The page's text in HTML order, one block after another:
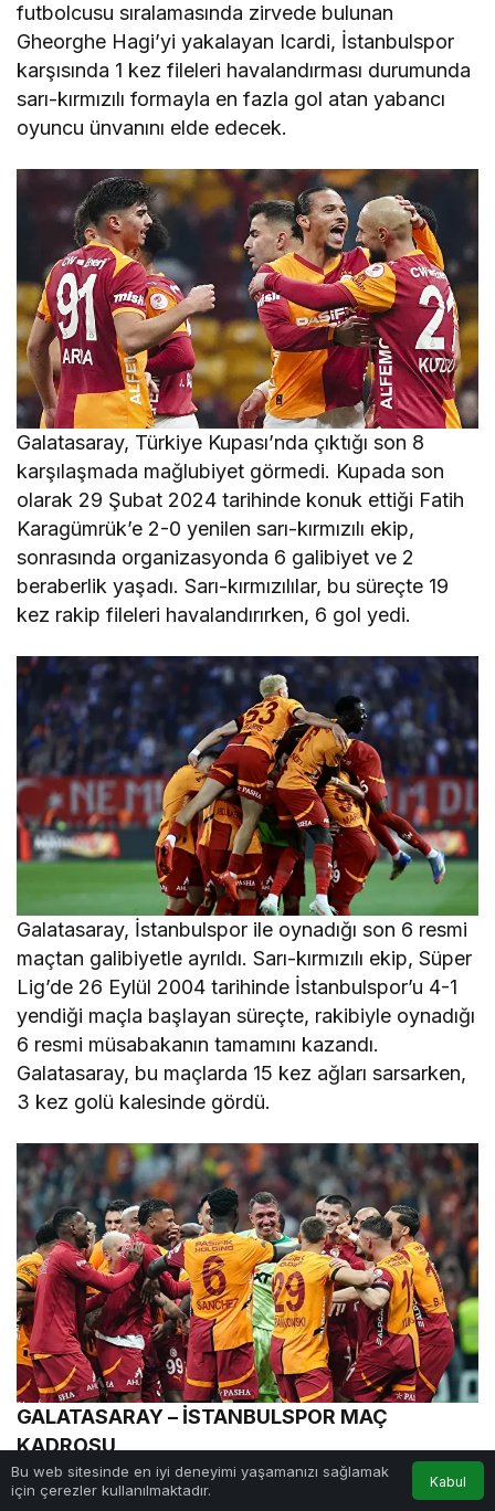
futbolcusu sıralamasında zirvede bulunan
Gheorghe Hagi’yi yakalayan Icardi, İstanbulspor
karşısında 1 kez fileleri havalandırması durumunda
sarı-kırmızılı formayla en fazla gol atan yabancı
oyuncu ünvanını elde edecek.
Galatasaray, Türkiye Kupası’nda çıktığı son 8
karşılaşmada mağlubiyet görmedi. Kupada son
olarak 29 Şubat 2024 tarihinde konuk ettiği Fatih
Karagümrük’e 2-0 yenilen sarı-kırmızılı ekip,
sonrasında organizasyonda 6 galibiyet ve 2
beraberlik yaşadı. Sarı-kırmızılılar, bu süreçte 19
kez rakip fileleri havalandırırken, 6 gol yedi.
Galatasaray, İstanbulspor ile oynadığı son 6 resmi
maçtan galibiyetle ayrıldı. Sarı-kırmızılı ekip, Süper
Lig’de 26 Eylül 2004 tarihinde İstanbulspor’u 4-1
yendiği maçla başlayan süreçte, rakibiyle oynadığı
6 resmi müsabakanın tamamını kazandı.
Galatasaray, bu maçlarda 15 kez ağları sarsarken,
3 kez golü kalesinde gördü.
GALATASARAY – İSTANBULSPOR MAÇ
KADROSU
MUHTEMEL 11’LER
Bu web sitesinde en iyi deneyimi yaşamanızı sağlamak
için çerezler kullanılmaktadır.
Kabul